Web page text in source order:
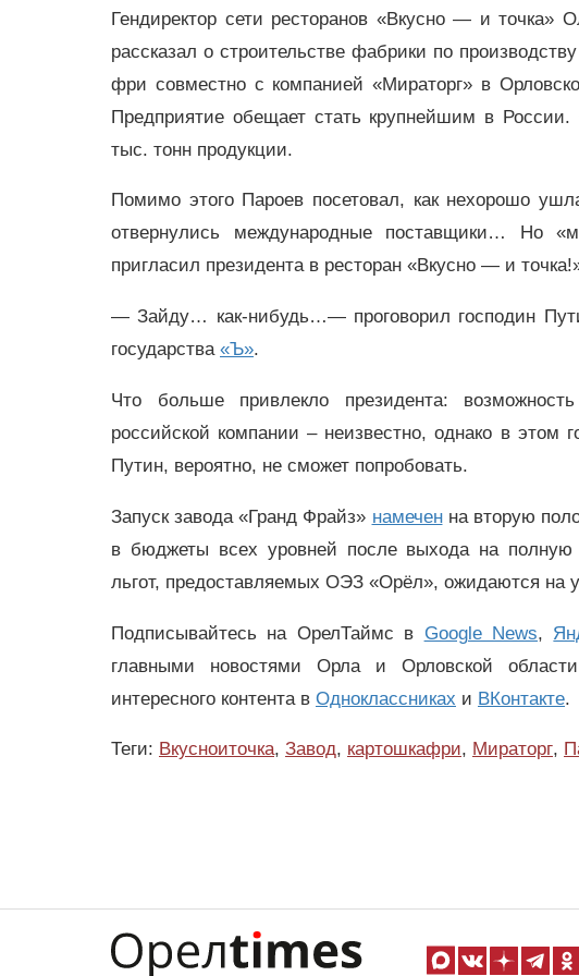
Гендиректор сети ресторанов «Вкусно — и точка»
рассказал о строительстве фабрики по
фри совместно с компанией «Мираторг» в
Предприятие обещает стать крупнейшим в
тыс. тонн продукции.
Помимо этого Пароев посетовал, как нехорошо
отвернулись международные поставщики… Но
пригласил президента в ресторан «Вкусно — и
— Зайду… как-нибудь…— проговорил господин
государства «Ъ».
Что больше привлекло президента:
российской компании – неизвестно, однако в
Путин, вероятно, не сможет попробовать.
Запуск завода «Гранд Фрайз» намеченна вторую
в бюджеты всех уровней после выхода на полную
льгот, предоставляемых ОЭЗ «Орёл», ожидаются на
Подписывайтесь на ОрелТаймс в Google News,
главными новостями Орла и Орловской
интересного контента в Одноклассниках и ВКонтакте.
Теги: Вкусноиточка, Завод, картошкафри, Мираторг,